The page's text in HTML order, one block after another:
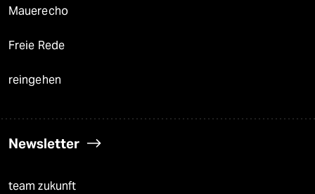
Mauerecho
Freie Rede
reingehen
Newsletter
team zukunft